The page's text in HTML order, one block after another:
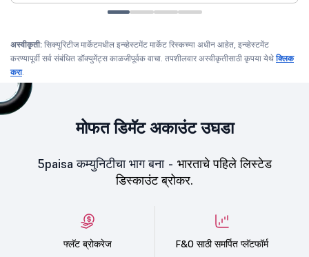
अस्वीकृती: सिक्युरिटीज मार्केटमधील इन्व्हेस्टमेंट मार्केट रिस्कच्या अधीन आहेत, इन्व्हेस्टमेंट
करण्यापूर्वी सर्व संबंधित डॉक्युमेंट्स काळजीपूर्वक वाचा. तपशीलवार अस्वीकृतीसाठी कृपया येथेक्लिक
करा.
मोफत डिमॅट अकाउंट उघडा
5paisa कम्युनिटीचा भाग बना - भारताचे पहिले लिस्टेड
डिस्काउंट ब्रोकर.
फ्लॅट ब्रोकरेज F&O साठी समर्पित प्लॅटफॉर्म